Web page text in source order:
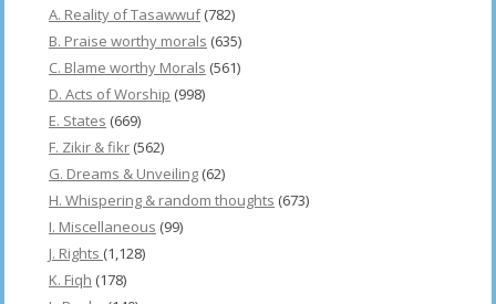
A. Reality of Tasawwuf(782)
B. Praise worthy morals (635)
C. Blame worthy Morals (561)
D. Acts of Worship (998)
E. States (669)
F. Zikir & fikr (562)
G. Dreams & Unveiling (62)
H. Whispering & random thoughts (673)
I. Miscellaneous (99)
J. Rights (1,128)
K. Fiqh (178)